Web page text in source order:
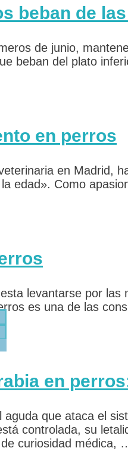
beban de
de junio,
beban del plato
en perros
en Madrid,
edad». Como
levantarse por
es una de las
en
que ataca el
controlada, su
curiosidad médica,